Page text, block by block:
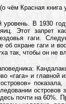
чём Красная книга
В 1930
Этот запрет
гаги.
охране гаги и
так, чтобы он не
«гага» и
почти на 60%.